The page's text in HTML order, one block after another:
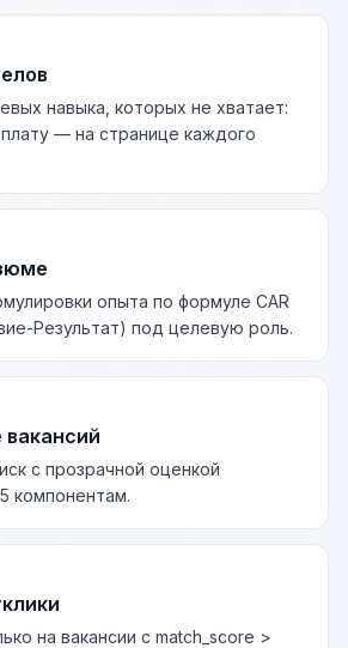
навыка, которых не хватает:
— на странице каждого
опыта по формуле CAR
Результат) под целевую роль.
с прозрачной оценкой
компонентам.
на вакансии с match_score >